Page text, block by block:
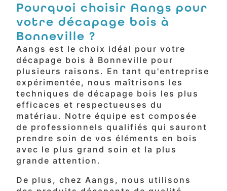
Pourquoi choisir Aangs pour
votre décapage bois à
Bonneville ?
Aangs est le choix idéal pour votre
décapage bois à Bonneville pour
plusieurs raisons. En tant qu'entreprise
expérimentée, nous maîtrisons les
techniques de décapage bois les plus
efficaces et respectueuses du
matériau. Notre équipe est composée
de professionnels qualifiés qui sauront
prendre soin de vos éléments en bois
avec le plus grand soin et la plus
grande attention.
De plus, chez Aangs, nous utilisons